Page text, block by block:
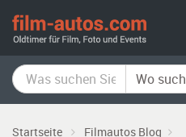
Startseite Filmautos Blog